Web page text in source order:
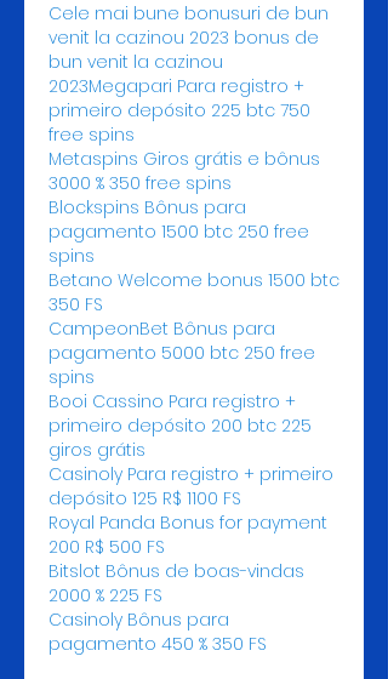
Cele mai bune bonusuri de bun
venit la cazinou 2023 bonus de
bun venit la cazinou
2023Megapari Para registro +
primeiro depósito 225 btc 750
free spins
Metaspins Giros grátis e bônus
3000 % 350 free spins
Blockspins Bônus para
pagamento 1500 btc 250 free
spins
Betano Welcome bonus 1500 btc
350 FS
CampeonBet Bônus para
pagamento 5000 btc 250 free
spins
Booi Cassino Para registro +
primeiro depósito 200 btc 225
giros grátis
Casinoly Para registro + primeiro
depósito 125 R$ 1100 FS
Royal Panda Bonus for payment
200 R$ 500 FS
Bitslot Bônus de boas-vindas
2000 % 225 FS
Casinoly Bônus para
pagamento 450 % 350 FS